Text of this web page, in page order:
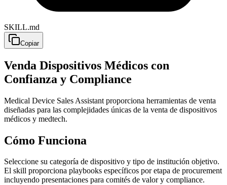
SKILL.md
Copiar
Venda Dispositivos Médicos con
Confianza y Compliance
Medical Device Sales Assistant proporciona herramientas de venta
diseñadas para las complejidades únicas de la venta de dispositivos
médicos y medtech.
Cómo Funciona
Seleccione su categoría de dispositivo y tipo de institución objetivo.
El skill proporciona playbooks específicos por etapa de procurement
incluyendo presentaciones para comités de valor y compliance.